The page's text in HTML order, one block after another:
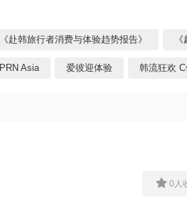
《赴韩旅行者消费与体验趋势报告》
PRN Asia 爱彼迎体验 韩流狂欢
0 人